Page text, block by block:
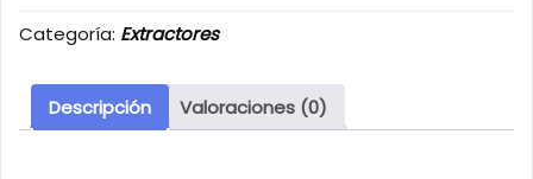
Categoría: Extractores
Descripción Valoraciones (0)